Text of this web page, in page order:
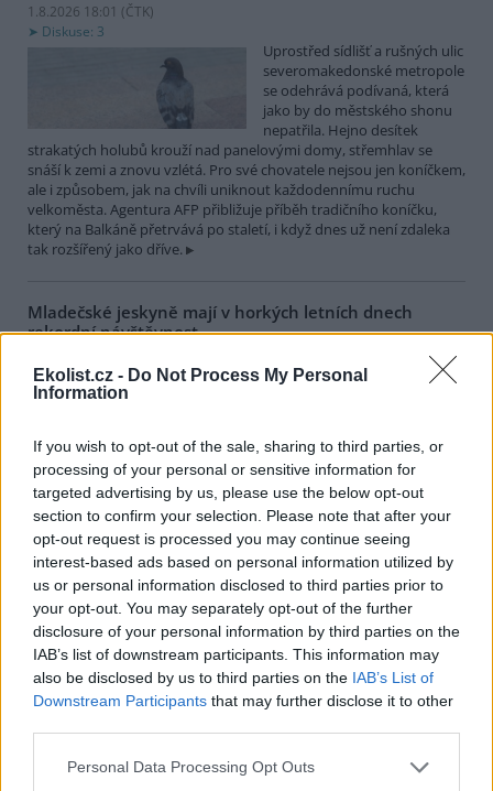
Ekolist.cz - Do Not Process My Personal
Information
If you wish to opt-out of the sale, sharing to third parties, or
processing of your personal or sensitive information for
targeted advertising by us, please use the below opt-out
section to confirm your selection. Please note that after your
opt-out request is processed you may continue seeing
interest-based ads based on personal information utilized by
us or personal information disclosed to third parties prior to
your opt-out. You may separately opt-out of the further
disclosure of your personal information by third parties on the
IAB’s list of downstream participants. This information may
also be disclosed by us to third parties on the IAB’s List of
Downstream Participants that may further disclose it to other
Personal Data Processing Opt Outs
1.8.2026 18:01 (ČTK)
Diskuse: 3
Uprostřed sídlišť a rušných ulic
severomakedonské metropole
se odehrává podívaná, která
jako by do městského shonu
nepatřila. Hejno desítek
strakatých holubů krouží nad panelovými domy, střemhlav se
snáší k zemi a znovu vzlétá. Pro své chovatele nejsou jen koníčkem,
ale i způsobem, jak na chvíli uniknout každodennímu ruchu
velkoměsta. Agentura AFP přibližuje příběh tradičního koníčku,
který na Balkáně přetrvává po staletí, i když dnes už není zdaleka
tak rozšířený jako dříve.
Mladečské jeskyně mají v horkých letních dnech
rekordní návštěvnost
Rekordní návštěvnost mají v
Olomoucku, které
návštěvníkům poskytují aspoň
dočasnou úlevu od úmorného vedra. Zatímco na zemském
povrchu teplota kvůli přílivu horkého vzduchu výrazně překračuje
hranici 30 stupňů Celsia, v chladných chodbách a dómech
Mladečských jeskyní se celoročně pohybuje kolem deseti stupňů
Celsia. Lidé proto při plánování letního výletu často volí právě
Zubří stádo v olomoucké zoo se rozrostlo o dvě
mláďata, už dovádí ve výběhu
1.8.2026 17:28 | OLOMOUC (ČTK)
O dvě mláďata se letos
Kopečku u Olomouce. Oba